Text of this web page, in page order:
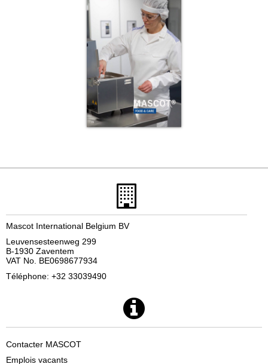
Mascot International Belgium BV
Leuvensesteenweg 299
B-1930 Zaventem
VAT No. BE0698677934
Téléphone: +32 33039490
Contacter MASCOT
Emplois vacants